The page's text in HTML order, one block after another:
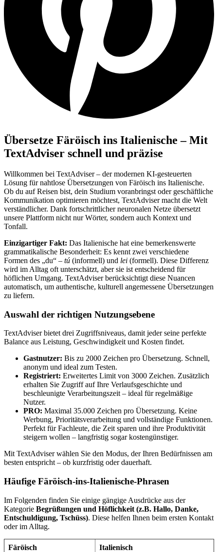
Übersetze Färöisch ins Italienische – Mit
TextAdviser schnell und präzise
Willkommen bei TextAdviser – der modernen KI-gesteuerten
Lösung für nahtlose Übersetzungen von Färöisch ins Italienische.
Ob du auf Reisen bist, dein Studium voranbringst oder geschäftliche
Kommunikation optimieren möchtest, TextAdviser macht die Welt
verständlicher. Dank fortschrittlicher neuronalen Netze übersetzt
unsere Plattform nicht nur Wörter, sondern auch Kontext und
Tonfall.
Einzigartiger Fakt: Das Italienische hat eine bemerkenswerte
grammatikalische Besonderheit: Es kennt zwei verschiedene
Formen des „du“ – tú (informell) und lei (formell). Diese Differenz
wird im Alltag oft unterschätzt, aber sie ist entscheidend für
höflichen Umgang. TextAdviser berücksichtigt diese Nuancen
automatisch, um authentische, kulturell angemessene Übersetzungen
zu liefern.
Auswahl der richtigen Nutzungsebene
TextAdviser bietet drei Zugriffsniveaus, damit jeder seine perfekte
Balance aus Leistung, Geschwindigkeit und Kosten findet.
Gastnutzer: Bis zu 2000 Zeichen pro Übersetzung. Schnell,
anonym und ideal zum Testen.
Registriert: Erweitertes Limit von 3000 Zeichen. Zusätzlich
erhalten Sie Zugriff auf Ihre Verlaufsgeschichte und
beschleunigte Verarbeitungszeit – ideal für regelmäßige
Nutzer.
PRO: Maximal 35.000 Zeichen pro Übersetzung. Keine
Werbung, Prioritätsverarbeitung und vollständige Funktionen.
Perfekt für Fachleute, die Zeit sparen und ihre Produktivität
steigern wollen – langfristig sogar kostengünstiger.
Mit TextAdviser wählen Sie den Modus, der Ihren Bedürfnissen am
besten entspricht – ob kurzfristig oder dauerhaft.
Häufige Färöisch-ins-Italienische-Phrasen
Im Folgenden finden Sie einige gängige Ausdrücke aus der
Kategorie Begrüßungen und Höflichkeit (z.B. Hallo, Danke,
Entschuldigung, Tschüss). Diese helfen Ihnen beim ersten Kontakt
oder im Alltag.
Färöisch Italienisch